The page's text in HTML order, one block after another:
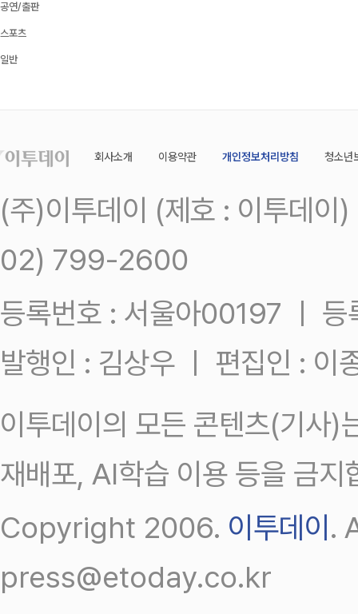
공연/출판
스포츠
일반
회사소개 이용약관 개인정보처리방침 청소년
(주)이투데이 (제호 : 이투데
02) 799-2600
등록번호 : 서울아00197 ㅣ
발행인 : 김상우 ㅣ 편집인 : 이
이투데이의 모든 콘텐츠(기사)
재배포, AI학습 이용 등을 금지
Copyright 2006. 이투데이.
press@etoday.co.kr